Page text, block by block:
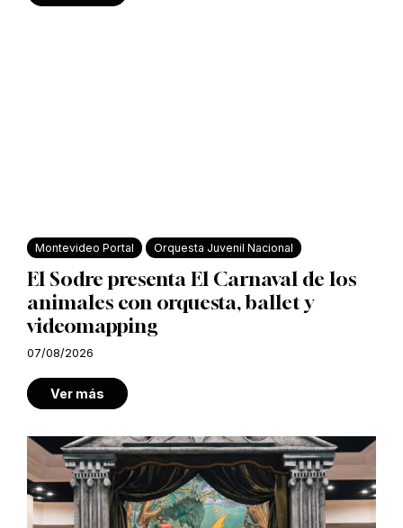
Montevideo Portal Orquesta Juvenil Nacional
El Sodre presenta El Carnaval de los
animales con orquesta, ballet y
videomapping
07/08/2026
Ver más